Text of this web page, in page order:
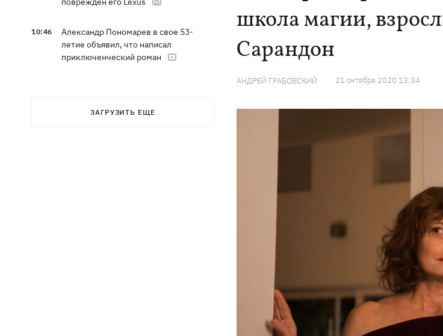
10:46
Александр Пономарев в свое 53-
летие объявил, что написал
приключенческий роман
ЗАГРУЗИТЬ ЕЩЕ
школа магии,
Сарандон
АНДРЕЙ ГРАБОВСКИЙ 21 октября 2020 13:34